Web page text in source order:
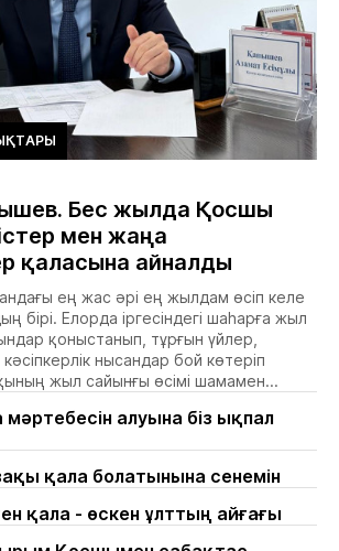
алуына біз ықпал
қала болатынына сенемін
қала - өскен ұлттың айғағы
Бес жылда Қосшы
мен жаңа
қаласына айналды
ең жас әрі ең жылдам өсіп келе
бірі. Елорда іргесіндегі шаһарға жыл
қоныстанып, тұрғын үйлер,
нысандар бой көтеріп
жыл сайынғы өсімі шамамен...